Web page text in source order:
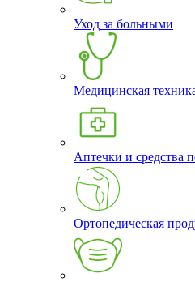
Уход за больными
Медицинская
Аптечки и средства
Ортопедическая